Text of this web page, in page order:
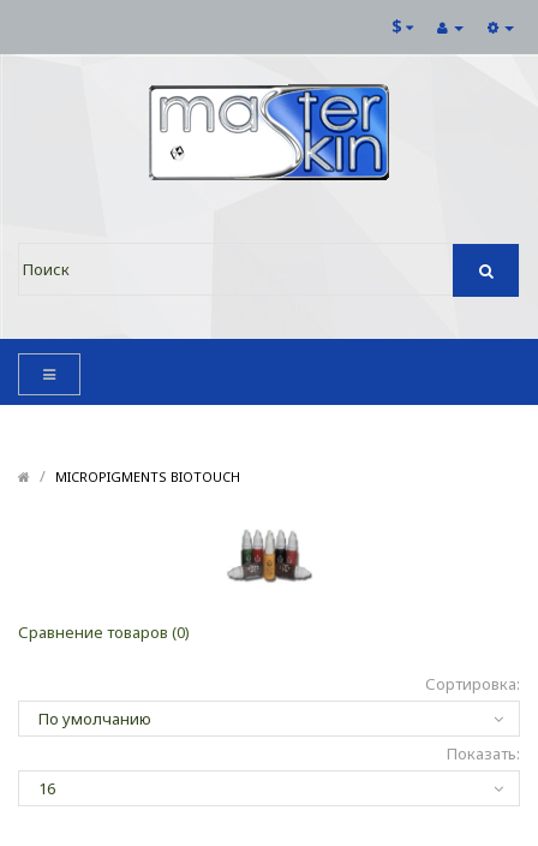
$
/ MICROPIGMENTS BIOTOUCH
Сравнение товаров (0)
Сортировка:
Показать: